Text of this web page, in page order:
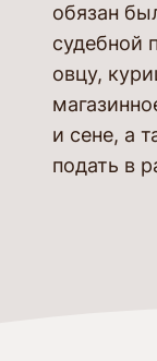
обязан
судебной
овцу,
и сене, а
подать в